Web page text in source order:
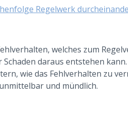
Regelwerk
welches zum
daraus entstehen
wie das Fehlverhalten zu
und mündlich.